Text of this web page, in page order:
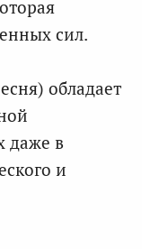
сил.
обладает
даже в
и